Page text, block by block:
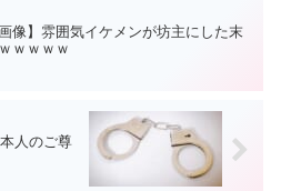
画像】雰囲気イケメンが坊主にした末
ｗｗｗｗ
人のご尊